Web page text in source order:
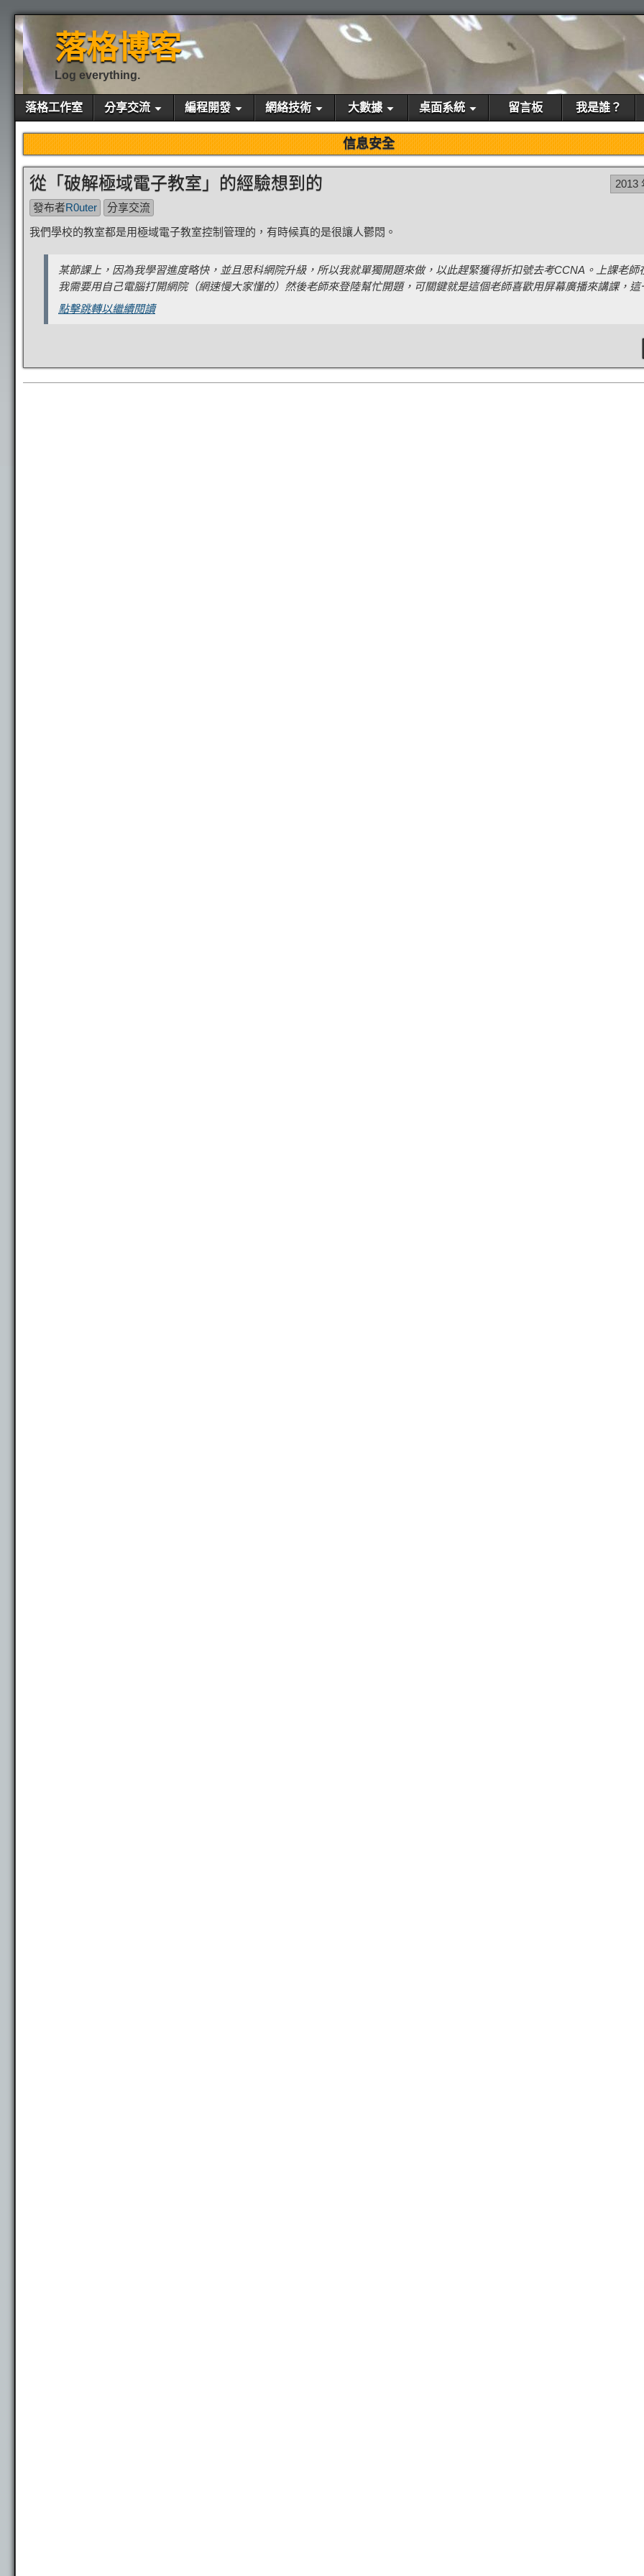
落格博客
Log everything.
落格工作室 分享交流 編程開發 網絡技術 大數據 桌面系統 留言板 我是誰？
信息安全
從「破解極域電子教室」的經驗想到的
2013
發布者R0uter
分享交流
我們學校的教室都是用極域電子教室控制管理的，有時候真的是很讓人鬱悶。
某節課上，因為我學習進度略快，並且思科網院升級，所以我就單獨開題來做，以此趕緊獲得折扣號去考CCNA。上課老師
我需要用自己電腦打開網院（網速慢大家懂的）然後老師來登陸幫忙開題，可關鍵就是這個老師喜歡用屏幕廣播來講課，
點擊跳轉以繼續閱讀